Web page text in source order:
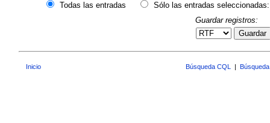
Todas las entradas
Sólo las entradas seleccionadas:
Guardar registros:
Guardar
Inicio Búsqueda CQL